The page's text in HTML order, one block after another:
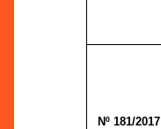
Nº 181/2017